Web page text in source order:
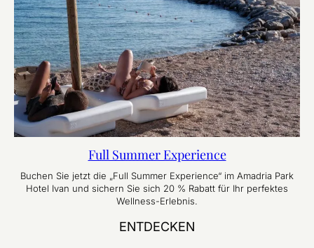
Full Summer Experience
Buchen Sie jetzt die „Full Summer Experience“ im Amadria Park
Hotel Ivan und sichern Sie sich 20 % Rabatt für Ihr perfektes
Wellness-Erlebnis.
ENTDECKEN